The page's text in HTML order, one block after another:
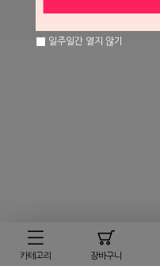
카테고리 장바구니
일주일간 열지 않기